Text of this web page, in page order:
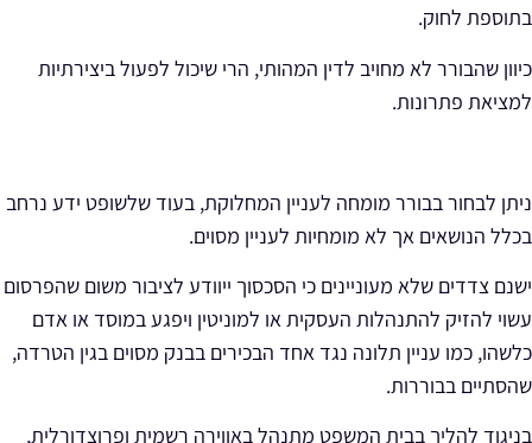
בתוספת לחוק.
כיוון שהבורר לא מחויב לדין המהותי, הרי שיכול לפעול ביצירתיות
למציאת פתרונות.
ניתן לבחור בבורר מומחה לעניין המחלוקת, בעוד שלשופט ידע נרחב
בכלל הנושאים אך לא מומחיות לעניין מסוים.
ישנם צדדים שלא מעוניינים כי הסכסוך ייוודע לציבור משום שהפרסום
עשוי להזיק להתנהלות העסקית או למוניטין ויפגע במוסד או אדם
כלשהו, כמו עניין תלונה נגד אחד הבכירים בבנק מסוים בגין הטרדה,
שהסתיים בבוררות.
בניגוד להליך בבית המשפט מתנהל באווירה רשמית ופרוצדורלית,